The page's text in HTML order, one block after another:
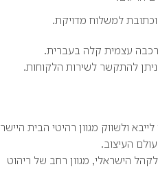
למשלוח מדויקת.
עצמית קלה בעברית.
להתקשר לשירות הלקוחות.
ולשווק מגוון רהיטי הבית היישר
העיצוב.
הישראלי, מגוון רחב של ריהוט